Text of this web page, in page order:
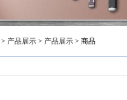
> 产品展示 > 产品展示 > 商品